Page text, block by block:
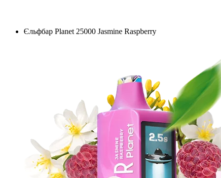
Єльфбар Planet 25000 Jasmine Raspberry